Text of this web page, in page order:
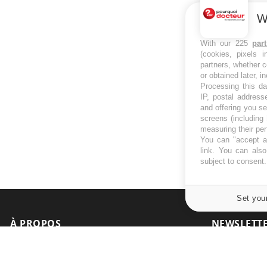
À PROPOS
With our 225
(cookies, pixels
partners, whether
or obtained later,
Processing this
IP, postal
and offering you
screens
measuring their
You can "accept
link. You can
subject to
Set